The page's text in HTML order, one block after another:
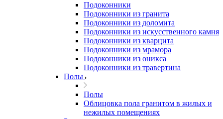
Подоконники
Подоконники из гранита
Подоконники из доломита
Подоконники из искусственного камня
Подоконники из кварцита
Подоконники из мрамора
Подоконники из оникса
Подоконники из травертина
Полы
Полы
Облицовка пола гранитом в жилых и
нежилых помещениях